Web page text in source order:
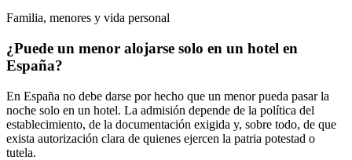
Familia, menores y vida personal
¿Puede un menor alojarse solo en un hotel en
España?
En España no debe darse por hecho que un menor pueda pasar la
noche solo en un hotel. La admisión depende de la política del
establecimiento, de la documentación exigida y, sobre todo, de que
exista autorización clara de quienes ejercen la patria potestad o
tutela.